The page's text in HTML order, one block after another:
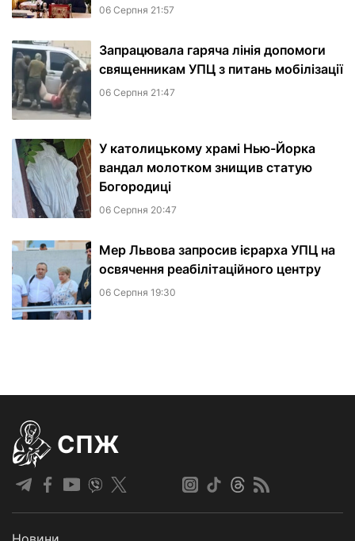
06 Серпня 21:57
Запрацювала гаряча лінія допомоги
священникам УПЦ з питань мобілізації
06 Серпня 21:47
У католицькому храмі Нью-Йорка
вандал молотком знищив статую
Богородиці
06 Серпня 20:47
Мер Львова запросив ієрарха УПЦ на
освячення реабілітаційного центру
06 Серпня 19:30
СПЖ